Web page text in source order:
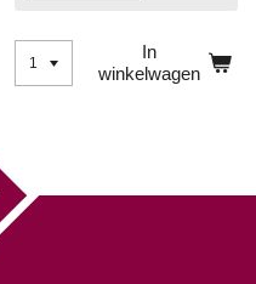
In
winkelwagen